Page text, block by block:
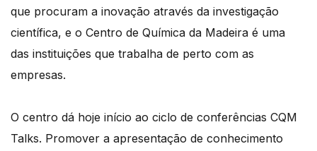
que procuram a inovação através da investigação
científica, e o Centro de Química da Madeira é uma
das instituições que trabalha de perto com as
empresas.
O centro dá hoje início ao ciclo de conferências CQM
Talks. Promover a apresentação de conhecimento